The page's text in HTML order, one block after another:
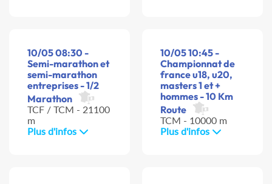
10/05 08:30 -
Semi-marathon et
semi-marathon
entreprises - 1/2
Marathon
TCF / TCM - 21100
m
Plus d'infos
10/05 10:45 -
Championnat de
france u18, u20,
masters 1 et +
hommes - 10 Km
Route
TCM - 10000 m
Plus d'infos